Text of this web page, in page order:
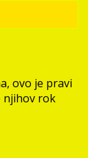
ovo je pravi
njihov rok